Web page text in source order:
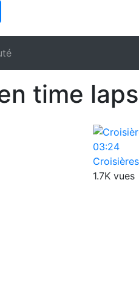
time
03:24
1.7K vues